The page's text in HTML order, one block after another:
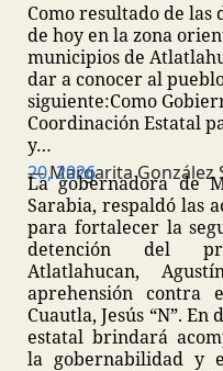
Como resultado de las
de hoy en la zona
municipios de
dar a conocer al
siguiente:Como
Coordinación Estatal
y…
— Margarita González
May 20, 2026
La gobernadora de
Sarabia, respaldó las
para fortalecer la
detención del
Atlatlahucan,
aprehensión contra
Cuautla, Jesús “N”.
estatal brindará
la gobernabilidad y